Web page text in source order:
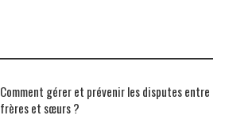
Comment gérer et prévenir les disputes entre
frères et sœurs ?